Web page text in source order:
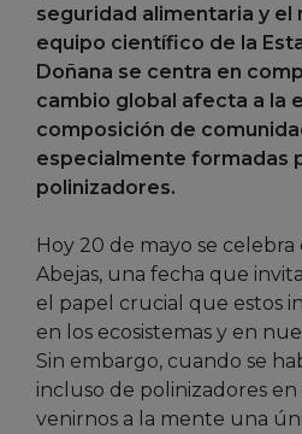
seguridad alimentaria y el
equipo científico de la
Doñana se centra en
cambio global afecta a la
composición de
especialmente formadas
polinizadores.
Hoy 20 de mayo se
Abejas, una fecha que
el papel crucial que estos
en los ecosistemas y en
Sin embargo, cuando se
incluso de polinizadores
venirnos a la mente una